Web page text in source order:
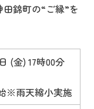
錦町の“ご縁”を
(金) 17時00分
※雨天縮小実施